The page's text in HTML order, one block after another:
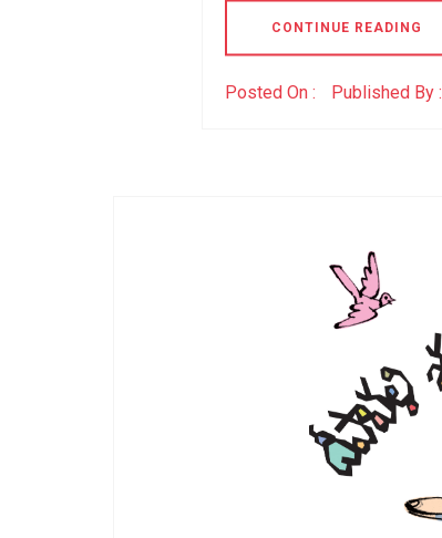
CONTINUE READING
Posted On : Published By :